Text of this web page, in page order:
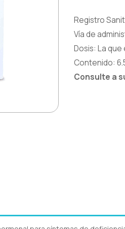
Registro
Vía de
Dosis: La que
Contenido:
Consulte a